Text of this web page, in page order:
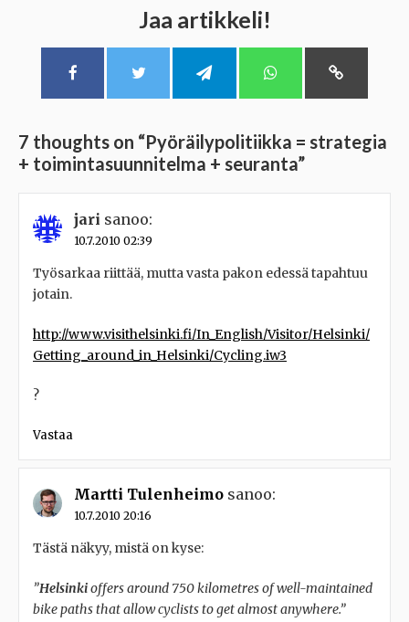
Jaa artikkeli!
7 thoughts on “Pyöräilypolitiikka = strategia
+ toimintasuunnitelma + seuranta”
jari sanoo:
10.7.2010 02:39
Työsarkaa riittää, mutta vasta pakon edessä tapahtuu
jotain.
http://www.visithelsinki.fi/In_English/Visitor/Helsinki/
Getting_around_in_Helsinki/Cycling.iw3
?
Vastaa
Martti Tulenheimo sanoo:
10.7.2010 20:16
Tästä näkyy, mistä on kyse:
”Helsinkioffers around 750 kilometres of well-maintained
bike paths that allow cyclists to get almost anywhere.”